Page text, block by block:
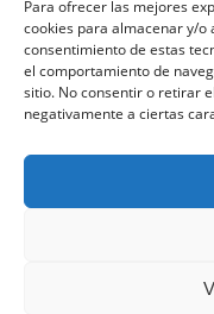
Para ofrecer las mejores
cookies para almacenar y/o
consentimiento de estas
el comportamiento de
sitio. No consentir o retirar
negativamente a ciertas
su navegación y
Continuar
política de cookies,